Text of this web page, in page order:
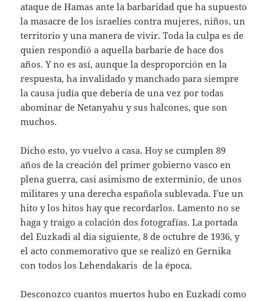
ataque de Hamas ante la barbaridad que ha supuesto
la masacre de los israelíes contra mujeres, niños, un
territorio y una manera de vivir. Toda la culpa es de
quien respondió a aquella barbarie de hace dos
años. Y no es así, aunque la desproporción en la
respuesta, ha invalidado y manchado para siempre
la causa judía que debería de una vez por todas
abominar de Netanyahu y sus halcones, que son
muchos.
Dicho esto, yo vuelvo a casa. Hoy se cumplen 89
años de la creación del primer gobierno vasco en
plena guerra, casi asimismo de exterminio, de unos
militares y una derecha española sublevada. Fue un
hito y los hitos hay que recordarlos. Lamento no se
haga y traigo a colación dos fotografías. La portada
del Euzkadi al día siguiente, 8 de octubre de 1936, y
el acto conmemorativo que se realizó en Gernika
con todos los Lehendakaris de la época.
Desconozco cuantos muertos hubo en Euzkadi como